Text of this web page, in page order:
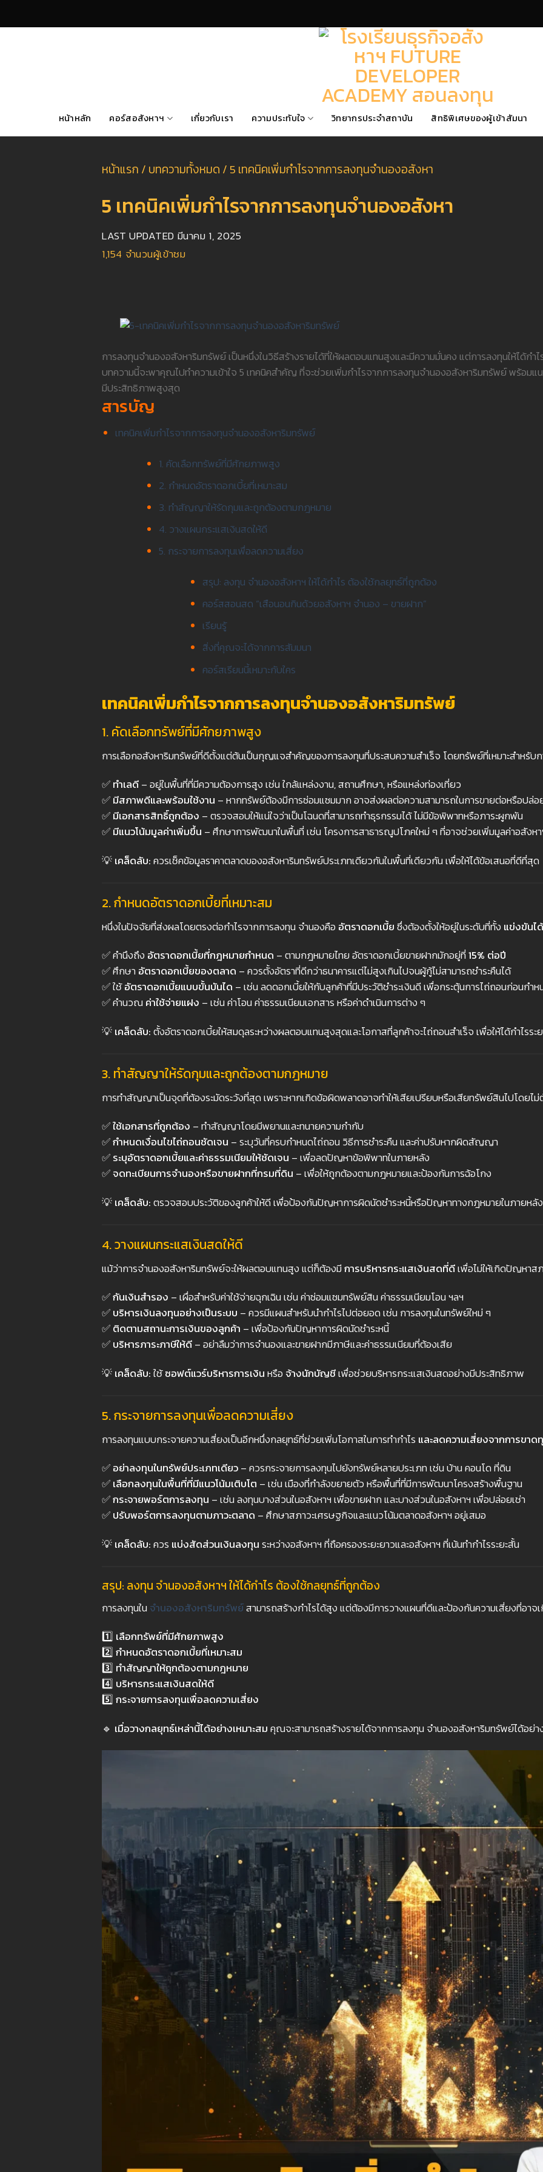
หน้าหลัก คอร์สอสังหาฯ เกี่ยวกับเรา ความประทับใจ วิทยากรประจำสถาบัน สิทธิพิเศษของผู้เข้าสัมนา
หน้าแรก / บทความทั้งหมด / 5 เทคนิคเพิ่มกำไรจากการลงทุนจำนองอสังหา
5 เทคนิคเพิ่มกำไรจากการลงทุนจำนองอสังหา
LAST UPDATED มีนาคม 1, 2025
1,154 จำนวนผู้เข้าชม
การลงทุนจำนองอสังหาริมทรัพย์ เป็นหนึ่งในวิธีสร้างรายได้ที่ให้ผลตอบแทนสูงและมีความมั่นคง แต่การลงทุนให้ได้ก
บทความนี้จะพาคุณไปทำความเข้าใจ 5 เทคนิคสำคัญ ที่จะช่วยเพิ่มกำไรจากการลงทุนจำนองอสังหาริมทรัพย์ พร้อม
มีประสิทธิภาพสูงสุด
สารบัญ
เทคนิคเพิ่มกำไรจากการลงทุนจำนองอสังหาริมทรัพย์
1. คัดเลือกทรัพย์ที่มีศักยภาพสูง
2. กำหนดอัตราดอกเบี้ยที่เหมาะสม
3. ทำสัญญาให้รัดกุมและถูกต้องตามกฎหมาย
4. วางแผนกระแสเงินสดให้ดี
5. กระจายการลงทุนเพื่อลดความเสี่ยง
สรุป: ลงทุน จำนองอสังหาฯ ให้ได้กำไร ต้องใช้กลยุทธ์ที่ถูกต้อง
คอร์สสอนสด “เสือนอนกินด้วยอสังหาฯ จำนอง – ขายฝาก”
เรียนรู้
สิ่งที่คุณจะได้จากการสัมมนา
คอร์สเรียนนี้เหมาะกับใคร
เทคนิคเพิ่มกำไรจากการลงทุนจำนองอสังหาริมทรัพย์
1.คัดเลือกทรัพย์ที่มีศักยภาพสูง
การเลือกอสังหาริมทรัพย์ที่ดีตั้งแต่ต้นเป็นกุญแจสำคัญของการลงทุนที่ประสบความสำเร็จ โดยทรัพย์ที่เหมาะสำหรั
✅ ทำเลดี – อยู่ในพื้นที่ที่มีความต้องการสูง เช่น ใกล้แหล่งงาน, สถานศึกษา, หรือแหล่งท่องเที่ยว
✅ มีสภาพดีและพร้อมใช้งาน – หากทรัพย์ต้องมีการซ่อมแซมมาก อาจส่งผลต่อความสามารถในการขายต่อหรือปล่อ
✅ มีเอกสารสิทธิ์ถูกต้อง – ตรวจสอบให้แน่ใจว่าเป็นโฉนดที่สามารถทำธุรกรรมได้ ไม่มีข้อพิพาทหรือภาระผูกพัน
✅ มีแนวโน้มมูลค่าเพิ่มขึ้น – ศึกษาการพัฒนาในพื้นที่ เช่น โครงการสาธารณูปโภคใหม่ ๆ ที่อาจช่วยเพิ่มมูลค่าอสังห
💡 เคล็ดลับ: ควรเช็คข้อมูลราคาตลาดของอสังหาริมทรัพย์ประเภทเดียวกันในพื้นที่เดียวกัน เพื่อให้ได้ข้อเสนอที่ดีที่สุด
2.กำหนดอัตราดอกเบี้ยที่เหมาะสม
หนึ่งในปัจจัยที่ส่งผลโดยตรงต่อกำไรจากการลงทุน จำนองคือ อัตราดอกเบี้ย ซึ่งต้องตั้งให้อยู่ในระดับที่ทั้ง แข่งขันไ
✅ คำนึงถึง อัตราดอกเบี้ยที่กฎหมายกำหนด – ตามกฎหมายไทย อัตราดอกเบี้ยขายฝากมักอยู่ที่ 15% ต่อปี
✅ ศึกษา อัตราดอกเบี้ยของตลาด – ควรตั้งอัตราที่ดีกว่าธนาคารแต่ไม่สูงเกินไปจนผู้กู้ไม่สามารถชำระคืนได้
✅ ใช้อัตราดอกเบี้ยแบบขั้นบันได – เช่น ลดดอกเบี้ยให้กับลูกค้าที่มีประวัติชำระเงินดี เพื่อกระตุ้นการไถ่ถอนก่อนกำห
✅ คำนวณ ค่าใช้จ่ายแฝง – เช่น ค่าโอน ค่าธรรมเนียมเอกสาร หรือค่าดำเนินการต่าง ๆ
💡 เคล็ดลับ: ตั้งอัตราดอกเบี้ยให้สมดุลระหว่างผลตอบแทนสูงสุดและโอกาสที่ลูกค้าจะไถ่ถอนสำเร็จ เพื่อให้ได้กำไรระ
3.ทำสัญญาให้รัดกุมและถูกต้องตามกฎหมาย
การทำสัญญาเป็นจุดที่ต้องระมัดระวังที่สุด เพราะหากเกิดข้อผิดพลาดอาจทำให้เสียเปรียบหรือเสียทรัพย์สินไปโดยไม่
✅ใช้เอกสารที่ถูกต้อง – ทำสัญญาโดยมีพยานและทนายความกำกับ
✅กำหนดเงื่อนไขไถ่ถอนชัดเจน – ระบุวันที่ครบกำหนดไถ่ถอน วิธีการชำระคืน และค่าปรับหากผิดสัญญา
✅ ระบุอัตราดอกเบี้ยและค่าธรรมเนียมให้ชัดเจน – เพื่อลดปัญหาข้อพิพาทในภายหลัง
✅จดทะเบียนการจำนองหรือขายฝากที่กรมที่ดิน – เพื่อให้ถูกต้องตามกฎหมายและป้องกันการฉ้อโกง
💡 เคล็ดลับ: ตรวจสอบประวัติของลูกค้าให้ดี เพื่อป้องกันปัญหาการผิดนัดชำระหนี้หรือปัญหาทางกฎหมายในภายหลัง
4.วางแผนกระแสเงินสดให้ดี
แม้ว่าการจำนองอสังหาริมทรัพย์จะให้ผลตอบแทนสูง แต่ก็ต้องมี การบริหารกระแสเงินสดที่ดีเพื่อไม่ให้เกิดปัญหาส
✅กันเงินสำรอง – เผื่อสำหรับค่าใช้จ่ายฉุกเฉิน เช่น ค่าซ่อมแซมทรัพย์สิน ค่าธรรมเนียมโอน ฯลฯ
✅ บริหารเงินลงทุนอย่างเป็นระบบ – ควรมีแผนสำหรับนำกำไรไปต่อยอด เช่น การลงทุนในทรัพย์ใหม่ ๆ
✅ ติดตามสถานะการเงินของลูกค้า – เพื่อป้องกันปัญหาการผิดนัดชำระหนี้
✅ บริหารภาระภาษีให้ดี – อย่าลืมว่าการจำนองและขายฝากมีภาษีและค่าธรรมเนียมที่ต้องเสีย
💡 เคล็ดลับ:ใช้ซอฟต์แวร์บริหารการเงิน หรือ จ้างนักบัญชีเพื่อช่วยบริหารกระแสเงินสดอย่างมีประสิทธิภาพ
5.กระจายการลงทุนเพื่อลดความเสี่ยง
การลงทุนแบบกระจายความเสี่ยงเป็นอีกหนึ่งกลยุทธ์ที่ช่วยเพิ่มโอกาสในการทำกำไร และลดความเสี่ยงจากการขาด
✅ อย่าลงทุนในทรัพย์ประเภทเดียว – ควรกระจายการลงทุนไปยังทรัพย์หลายประเภท เช่น บ้าน คอนโด ที่ดิน
✅ เลือกลงทุนในพื้นที่ที่มีแนวโน้มเติบโต – เช่น เมืองที่กำลังขยายตัว หรือพื้นที่ที่มีการพัฒนาโครงสร้างพื้นฐาน
✅กระจายพอร์ตการลงทุน – เช่น ลงทุนบางส่วนในอสังหาฯ เพื่อขายฝาก และบางส่วนในอสังหาฯ เพื่อปล่อยเช่า
✅ ปรับพอร์ตการลงทุนตามภาวะตลาด – ศึกษาสภาวะเศรษฐกิจและแนวโน้มตลาดอสังหาฯ อยู่เสมอ
💡 เคล็ดลับ: ควร แบ่งสัดส่วนเงินลงทุน ระหว่างอสังหาฯ ที่ถือครองระยะยาวและอสังหาฯ ที่เน้นทำกำไรระยะสั้น
สรุป: ลงทุน จำนองอสังหาฯ ให้ได้กำไร ต้องใช้กลยุทธ์ที่ถูกต้อง
การลงทุนใน จำนองอสังหาริมทรัพย์สามารถสร้างกำไรได้สูง แต่ต้องมีการวางแผนที่ดีและป้องกันความเสี่ยงที่อา
1️⃣ เลือกทรัพย์ที่มีศักยภาพสูง
2️⃣ กำหนดอัตราดอกเบี้ยที่เหมาะสม
3️⃣ ทำสัญญาให้ถูกต้องตามกฎหมาย
4️⃣ บริหารกระแสเงินสดให้ดี
5️⃣ กระจายการลงทุนเพื่อลดความเสี่ยง
🔹 เมื่อวางกลยุทธ์เหล่านี้ได้อย่างเหมาะสม คุณจะสามารถสร้างรายได้จากการลงทุน จำนองอสังหาริมทรัพย์ได้อย่